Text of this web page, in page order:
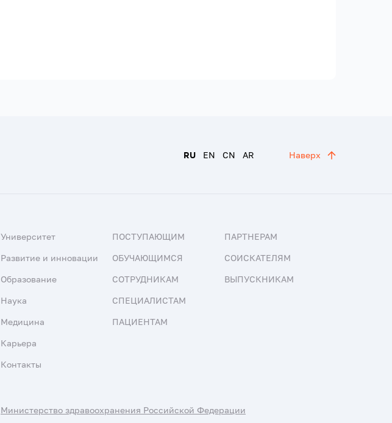
RU EN CN AR Наверх
Университет
Развитие и инновации
Образование
Наука
Медицина
Карьера
Контакты
ПОСТУПАЮЩИМ
ОБУЧАЮЩИМСЯ
СОТРУДНИКАМ
СПЕЦИАЛИСТАМ
ПАЦИЕНТАМ
ПАРТНЕРАМ
СОИСКАТЕЛЯМ
ВЫПУСКНИКАМ
Министерство здравоохранения Российской Федерации